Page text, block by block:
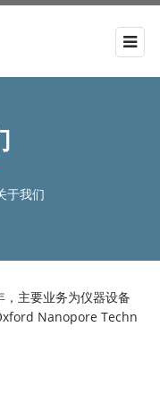
于我们
主要业务为仪器设备
Nanopore Techn